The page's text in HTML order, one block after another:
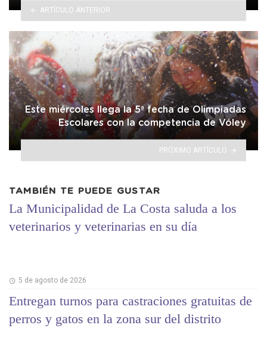
ARTÍCULO ANTERIOR
Este miércoles llega la 5ª fecha de Olimpiadas
Escolares con la competencia de Vóley
PRÓXIMO ARTÍCULO
TAMBIÉN TE PUEDE GUSTAR
La Municipalidad de La Costa saluda a los
veterinarios y veterinarias en su día
5 de agosto de 2026
Entregan turnos para castraciones gratuitas de
perros y gatos en la zona sur del distrito